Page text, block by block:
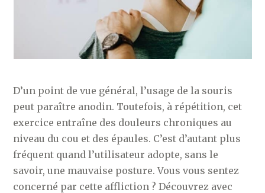
D’un point de vue général, l’usage de la souris
peut paraître anodin. Toutefois, à répétition, cet
exercice entraîne des douleurs chroniques au
niveau du cou et des épaules. C’est d’autant plus
fréquent quand l’utilisateur adopte, sans le
savoir, une mauvaise posture. Vous vous sentez
concerné par cette affliction ? Découvrez avec